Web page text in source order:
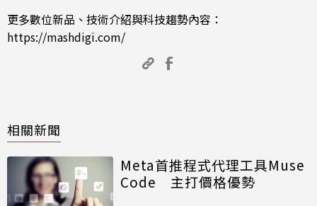
更多數位新品、技術介紹與科技趨勢內容：
https://mashdigi.com/
相關新聞
Meta首推程式代理工具Muse
Code 主打價格優勢